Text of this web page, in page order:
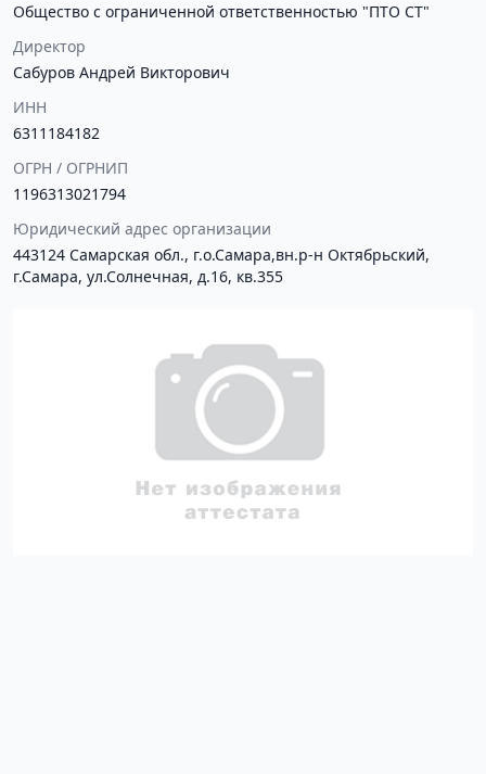
Общество с ограниченной ответственностью "ПТО СТ"
Директор
Сабуров Андрей Викторович
ИНН
6311184182
ОГРН / ОГРНИП
1196313021794
Юридический адрес организации
443124 Самарская обл., г.о.Самара,вн.р-н Октябрьский,
г.Самара, ул.Солнечная, д.16, кв.355